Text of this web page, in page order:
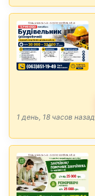
1 день, 18 часов назад